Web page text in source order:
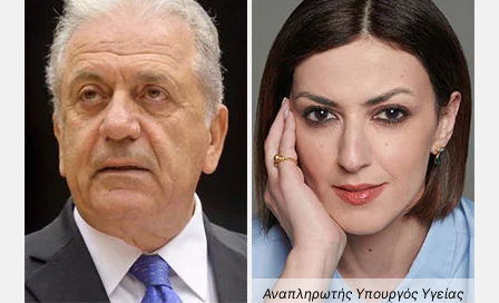
Αναπληρωτής Υπουργός Υγείας